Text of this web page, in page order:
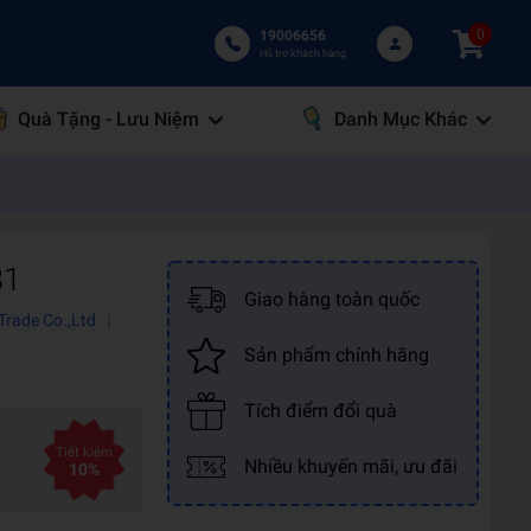
19006656
Hỗ trợ khách hàng
0
Quà Tặng - Lưu Niệm Danh Mục Khác
Co.,Ltd
Tiết kiệm
10%
Giao hàng toàn quốc
Sản phẩm chính hãng
Tích điểm đổi quà
Nhiều khuyến mãi, ưu đãi